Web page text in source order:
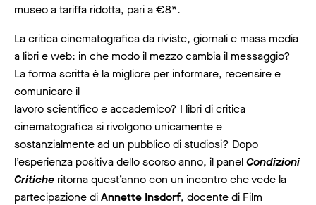
museo a tariffa ridotta, pari a €8*.
La critica cinematografica da riviste, giornali e mass media
a libri e web: in che modo il mezzo cambia il messaggio?
La forma scritta è la migliore per informare, recensire e
comunicare il
lavoro scientifico e accademico? I libri di critica
cinematografica si rivolgono unicamente e
sostanzialmente ad un pubblico di studiosi? Dopo
l’esperienza positiva dello scorso anno, il panelCondizioni
Critiche ritorna quest’anno con un incontro che vede la
partecipazione diAnnette Insdorf, docente di Film